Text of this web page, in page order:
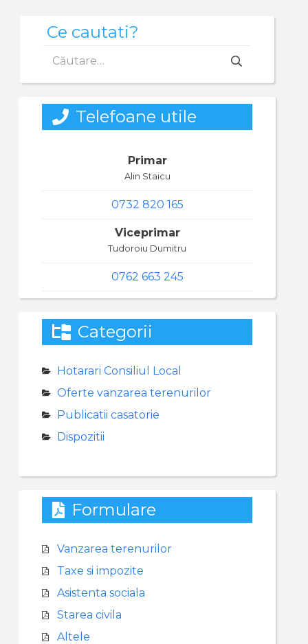
Ce cautati?
după:
Telefoane utile
Primar
Alin Staicu
0732 820 165
Viceprimar
Tudoroiu Dumitru
0762 663 245
Categorii
Hotarari Consiliul Local
Oferte vanzarea terenurilor
Publicatii casatorie
Dispozitii
Formulare
Vanzarea terenurilor
Taxe si impozite
Asistenta sociala
Starea civila
Altele